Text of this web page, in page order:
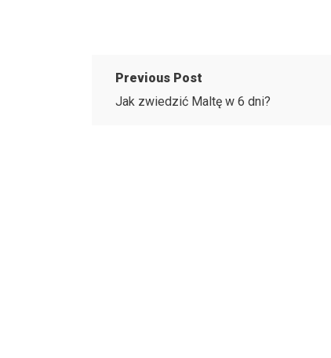
Previous Post
Jak zwiedzić Maltę w 6 dni?